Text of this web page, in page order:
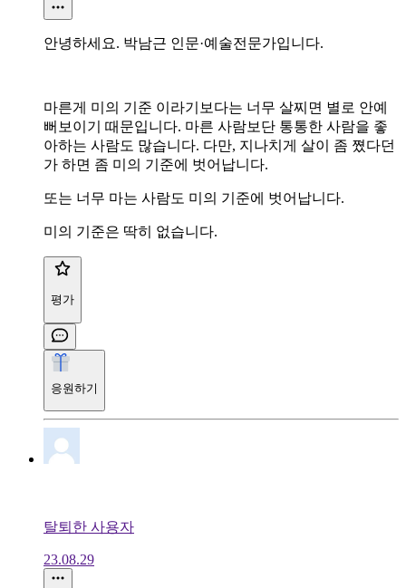
안녕하세요. 박남근 인문·예술전문가입니다.
마른게 미의 기준 이라기보다는 너무 살찌면 별로 안예
뻐보이기 때문입니다. 마른 사람보단 통통한 사람을 좋
아하는 사람도 많습니다. 다만, 지나치게 살이 좀 쪘다던
가 하면 좀 미의 기준에 벗어납니다.
또는 너무 마는 사람도 미의 기준에 벗어납니다.
미의 기준은 딱히 없습니다.
평가
응원하기
탈퇴한 사용자
23.08.29